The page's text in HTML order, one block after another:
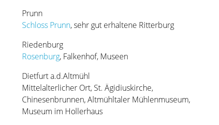
Prunn
Schloss Prunn, sehr gut erhaltene Ritterburg
Riedenburg
Rosenburg, Falkenhof, Museen
Dietfurt a.d.Altmühl
Mittelalterlicher Ort, St. Ägidiuskirche,
Chinesenbrunnen, Altmühltaler Mühlenmuseum,
Museum im Hollerhaus